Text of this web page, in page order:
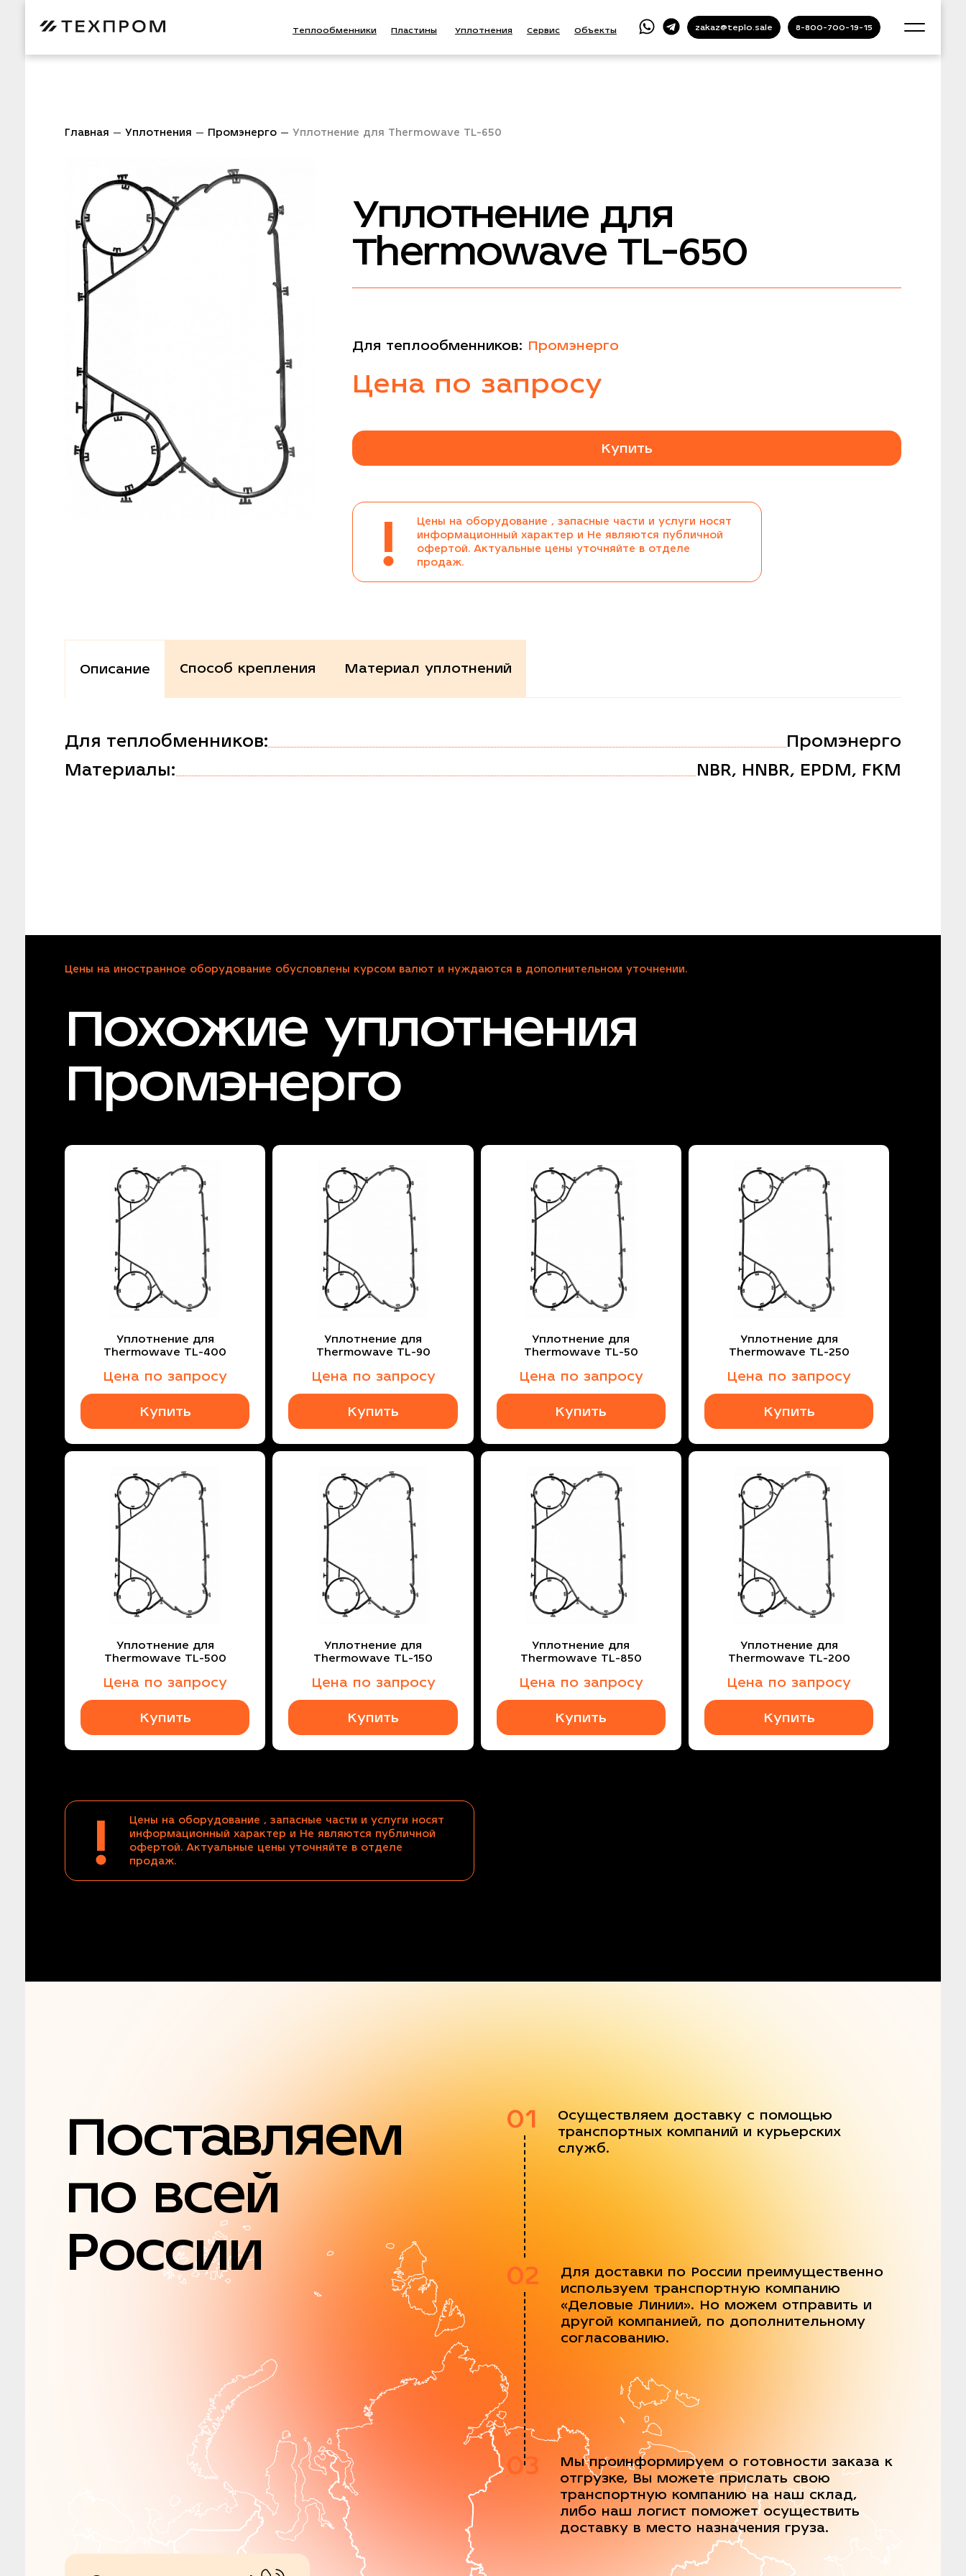
Теплообменники Пластины Уплотнения Сервис Объекты zakaz@teplo.sale 8-800-700-19-15
Главная Уплотнения Промэнерго Уплотнение для Thermowave TL-650
Уплотнение для
Thermowave TL-650
Для теплообменников: Промэнерго
Цена по запросу
Купить
!
Цены на оборудование , запасные части и услуги носят
информационный характер и Не являются публичной
офертой. Актуальные цены уточняйте в отделе
продаж.
Описание Способ крепления Материал уплотнений
Для теплобменников:
Промэнерго
Материалы:
NBR, HNBR, EPDM, FKM
Цены на иностранное оборудование обусловлены курсом валют и нуждаются в дополнительном уточнении.
Похожие уплотнения
Промэнерго
Уплотнение для
Thermowave TL-400
Цена по запросу
Купить
Уплотнение для
Thermowave TL-90
Цена по запросу
Купить
Уплотнение для
Thermowave TL-50
Цена по запросу
Купить
Уплотнение для
Thermowave TL-250
Цена по запросу
Купить
Уплотнение для
Thermowave TL-500
Цена по запросу
Купить
Уплотнение для
Thermowave TL-150
Цена по запросу
Купить
Уплотнение для
Thermowave TL-850
Цена по запросу
Купить
Уплотнение для
Thermowave TL-200
Цена по запросу
Купить
!
Цены на оборудование , запасные части и услуги носят
информационный характер и Не являются публичной
офертой. Актуальные цены уточняйте в отделе
продаж.
Поставляем
по всей
России
01
Осуществляем доставку с помощью
транспортных компаний и курьерских
служб.
02
Для доставки по России преимущественно
используем транспортную компанию
«Деловые Линии». Но можем отправить и
другой компанией, по дополнительному
согласованию.
03
Мы проинформируем о готовности заказа к
отгрузке, Вы можете прислать свою
транспортную компанию на наш склад,
либо наш логист поможет осуществить
доставку в место назначения груза.